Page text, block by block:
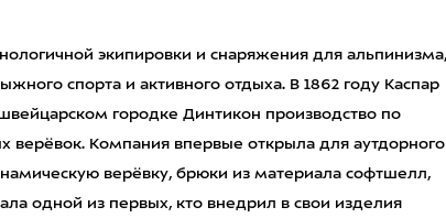
экипировки и снаряжения для альпинизма,
спорта и активного отдыха. В 1862 году Каспар
городке Динтикон производство по
верёвок. Компания впервые открыла для аутдорного
верёвку, брюки из материала софтшелл,
одной из первых, кто внедрил в свои изделия